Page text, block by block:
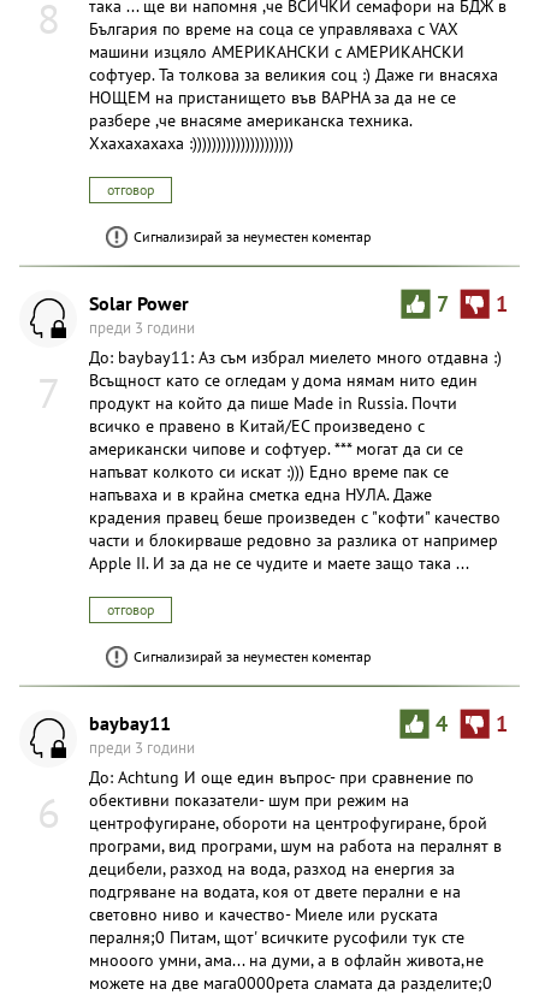
8
така ... ще ви напомня ,че ВСИЧКИ семафори на БДЖ в
България по време на соца се управляваха с VAX
машини изцяло АМЕРИКАНСКИ с АМЕРИКАНСКИ
софтуер. Та толкова за великия соц :) Даже ги внасяха
НОЩЕМ на пристанището във ВАРНА за да не се
разбере ,че внасяме американска техника.
Ххахахахаха :)))))))))))))))))))))
отговор
Сигнализирай за неуместен коментар
7
7 1
Solar Power
преди 3 години
До: baybay11: Аз съм избрал миелето много отдавна :)
Всъщност като се огледам у дома нямам нито един
продукт на който да пише Made in Russia. Почти
всичко е правено в Китай/ЕС произведено с
американски чипове и софтуер. *** могат да си се
напъват колкото си искат :))) Едно време пак се
напъваха и в крайна сметка една НУЛА. Даже
крадения правец беше произведен с "кофти" качество
части и блокирваше редовно за разлика от например
Apple II. И за да не се чудите и маете защо така ...
отговор
Сигнализирай за неуместен коментар
6
4 1
baybay11
преди 3 години
До: Achtung И още един въпрос- при сравнение по
обективни показатели- шум при режим на
центрофугиране, обороти на центрофугиране, брой
програми, вид програми, шум на работа на пералнят в
децибели, разход на вода, разход на енергия за
подгряване на водата, коя от двете перални е на
световно ниво и качество- Миеле или руската
пералня;0 Питам, щот' всичките русофили тук сте
мнооого умни, ама... на думи, а в офлайн живота,не
можете на две мага0000рета сламата да разделите;0